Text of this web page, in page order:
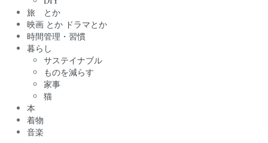
旅 とか
映画 とか ドラマとか
時間管理・習慣
暮らし
サステイナブル
ものを減らす
家事
猫
本
着物
音楽